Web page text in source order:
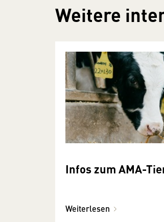
Weitere
Infos zum AMA-
Weiterlesen